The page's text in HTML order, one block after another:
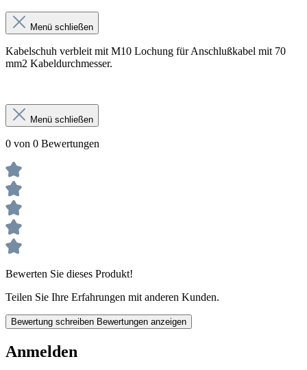
Menü schließen
Kabelschuh verbleit mit M10 Lochung für Anschlußkabel mit 70
mm2 Kabeldurchmesser.
Menü schließen
0 von 0 Bewertungen
Bewerten Sie dieses Produkt!
Teilen Sie Ihre Erfahrungen mit anderen Kunden.
Bewertung schreiben Bewertungen anzeigen
Anmelden